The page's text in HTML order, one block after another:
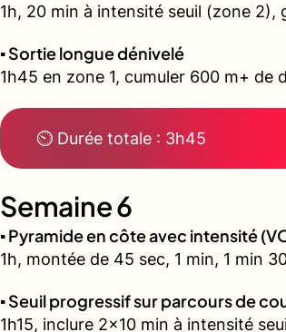
1h, 20 min à intensité seuil (zone
▪️ Sortie longue dénivelé
1h45 en zone 1, cumuler 600 m+ de
⏲ Durée totale : 3h45
Semaine 6
▪️ Pyramide en côte avec intensité
1h, montée de 45 sec, 1 min, 1 min
▪️ Seuil progressif sur parcours de
1h15, inclure 2x10 min à intensité